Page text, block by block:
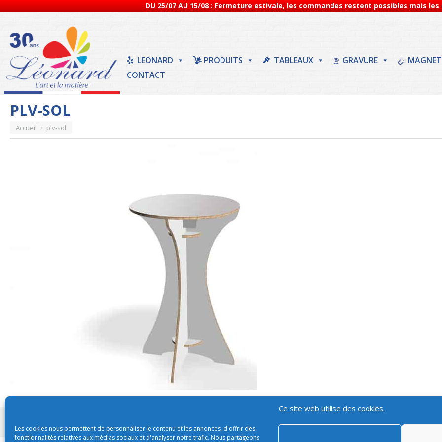
DU 25/07 AU 15/08 : Fermeture estivale, les commandes restent possibles mais
Ce site web utilise des cookies.
Les cookies nous permettent de personnaliser le contenu et les annonces, d'offrir des
fonctionnalités relatives aux médias sociaux et d'analyser notre trafic. Nous partageons
LEONARD PRODUITS TABLEAUX GRAVURE
CONTACT
PLV-SOL
Vous êtes ici :
Accueil plv-sol
Paiement sécurisé – Livraison Mon